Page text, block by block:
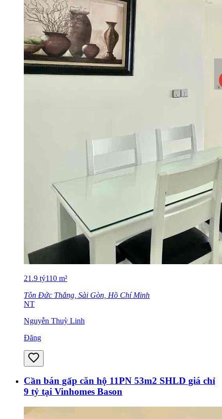
21.9 tỷ110 m²
Tôn Đức Thắng, Sài Gòn, Hồ Chí Minh
NT
Nguyễn Thuỳ Linh
Đăng
Cần bán gấp căn hộ 11PN 53m2 SHLD giá chỉ
9 tỷ tại Vinhomes Bason